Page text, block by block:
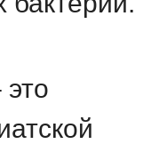
это